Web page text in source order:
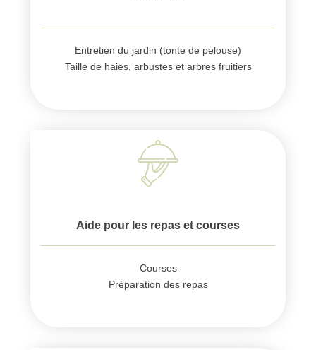
Entretien du jardin (tonte de pelouse)
Taille de haies, arbustes et arbres fruitiers
Aide pour les repas et courses
Courses
Préparation des repas